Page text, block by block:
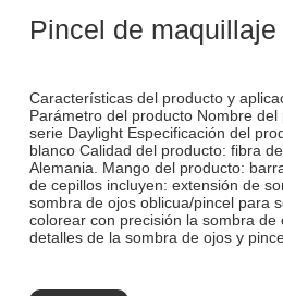
Pincel de
Características del producto y
Parámetro del producto Nombre
serie Daylight Especificación del
blanco Calidad del producto: fibra
Alemania. Mango del producto:
de cepillos incluyen: extensión de
sombra de ojos oblicua/pincel para
colorear con precisión la sombra
detalles de la sombra de ojos y